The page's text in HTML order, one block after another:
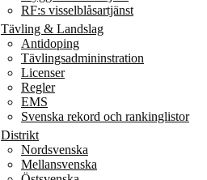
RF:s visselblåsartjänst
Tävling & Landslag
Antidoping
Tävlingsadmininstration
Licenser
Regler
EMS
Svenska rekord och rankinglistor
Distrikt
Nordsvenska
Mellansvenska